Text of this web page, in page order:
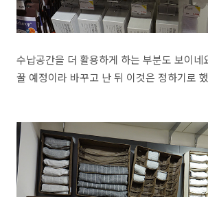
수납공간을 더 활용하게 하는 부분도 보이네
꿀 예정이라 바꾸고 난 뒤 이것은 정하기로